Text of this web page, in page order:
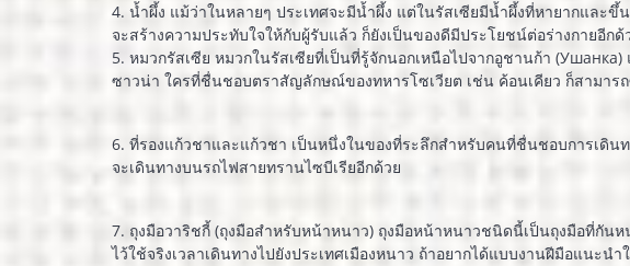
4. น้ำผึ้ง แม้ว่าในหลายๆ ประเทศจะมีน้ำผึ้ง แต่ในรัสเซียมีน้ำผึ้งที่หายากและ
จะสร้างความประทับใจให้กับผู้รับแล้ว ก็ยังเป็นของดีมีประโยชน์ต่อร่างกายอีกด้
5. หมวกรัสเซีย หมวกในรัสเซียที่เป็นที่รู้จักนอกเหนือไปจากอูชานก้า
ซาวน่า ใครที่ชื่นชอบตราสัญลักษณ์ของทหารโซเวียต เช่น ค้อนเคียว ก็สามาร
6. ที่รองแก้วชาและแก้วชา เป็นหนึ่งในของที่ระลึกสำหรับคนที่ชื่นชอบการเดิ
จะเดินทางบนรถไฟสายทรานไซบีเรียอีกด้วย
7. ถุงมือวาริชกี้ (ถุงมือสำหรับหน้าหนาว) ถุงมือหน้าหนาวชนิดนี้เป็นถุงมือที่กัน
ไว้ใช้จริงเวลาเดินทางไปยังประเทศเมืองหนาว ถ้าอยากได้แบบงานฝีมือแน